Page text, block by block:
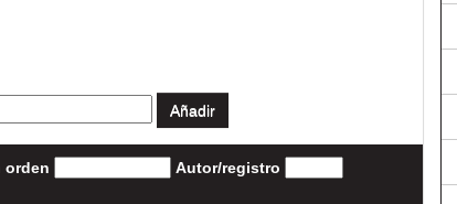
orden Autor/registro